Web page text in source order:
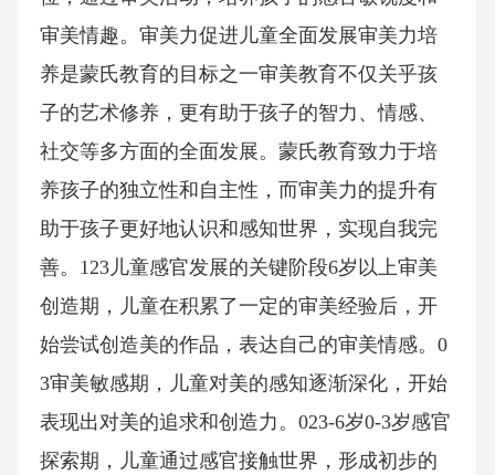
审美情趣。审美力促进儿童全面发展审美力培
养是蒙氏教育的目标之一审美教育不仅关乎孩
子的艺术修养，更有助于孩子的智力、情感、
社交等多方面的全面发展。蒙氏教育致力于培
养孩子的独立性和自主性，而审美力的提升有
助于孩子更好地认识和感知世界，实现自我完
善。123儿童感官发展的关键阶段6岁以上审美
创造期，儿童在积累了一定的审美经验后，开
始尝试创造美的作品，表达自己的审美情感。0
3审美敏感期，儿童对美的感知逐渐深化，开始
表现出对美的追求和创造力。023-6岁0-3岁感官
探索期，儿童通过感官接触世界，形成初步的